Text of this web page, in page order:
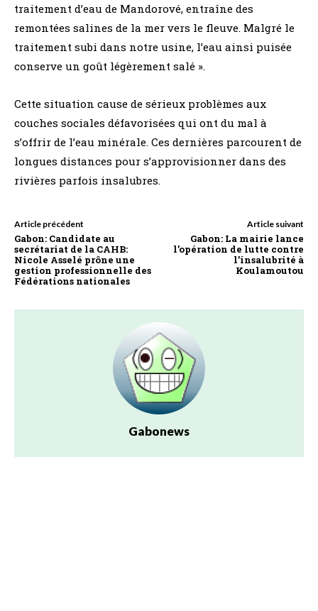
traitement d’eau de Mandorové, entraîne des
remontées salines de la mer vers le fleuve. Malgré le
traitement subi dans notre usine, l’eau ainsi puisée
conserve un goût légèrement salé ».
Cette situation cause de sérieux problèmes aux
couches sociales défavorisées qui ont du mal à
s’offrir de l’eau minérale. Ces dernières parcourent de
longues distances pour s’approvisionner dans des
rivières parfois insalubres.
Article précédent
Gabon: Candidate au
secrétariat de la CAHB:
Nicole Asselé prône une
gestion professionnelle des
Fédérations nationales
Article suivant
Gabon: La mairie lance
l’opération de lutte contre
l’insalubrité à
Koulamoutou
Gabonews